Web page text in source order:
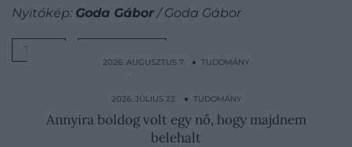
Nyitókép: Goda Gábor/ Goda Gábor
TEST
2026. AUGUSZTUS 7. ● TUDOMÁNY
Protonnyaláb fúródott a szovjet fizikus
fejébe, ő mégis…
2026. JÚLIUS 22. ● TUDOMÁNY
Annyira boldog volt egy nő, hogy majdnem
belehalt